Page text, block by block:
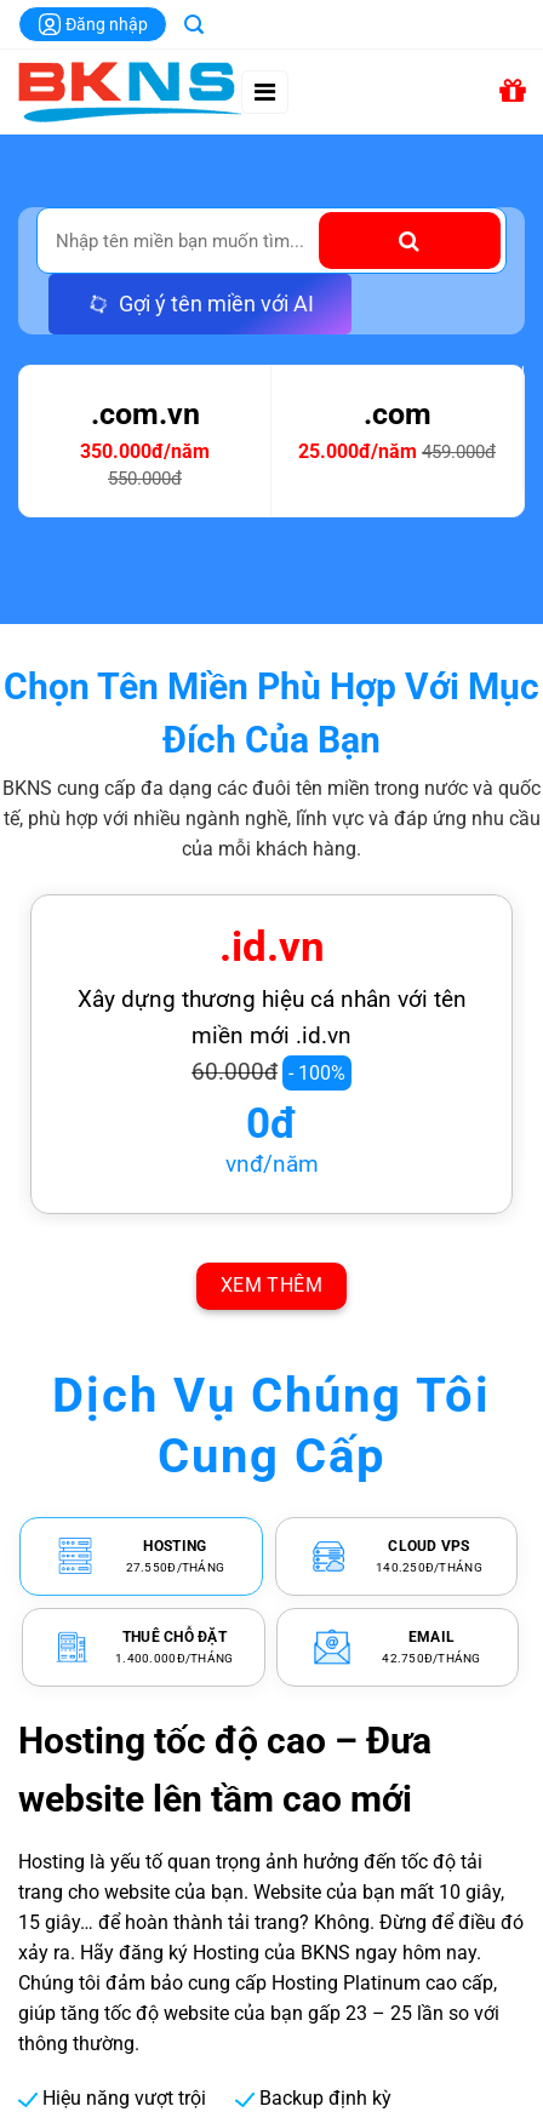
Chuyển
đến
dung
Đăng nhập
Gợi ý tên miền với AI
.com.vn
350.000đ/năm
550.000đ
.com
25.000đ/năm 459.000đ
Chọn Tên Miền Phù Hợp Với Mục
Đích Của Bạn
BKNS cung cấp đa dạng các đuôi tên miền trong nước và quốc
tế, phù hợp với nhiều ngành nghề, lĩnh vực và đáp ứng nhu cầu
của mỗi khách hàng.
.id.vn
Xây dựng thương hiệu cá nhân với tên
miền mới .id.vn
60.000đ - 100%
0đ
vnđ/năm
XEM THÊM
Dịch Vụ Chúng Tôi
Cung Cấp
HOSTING
27.550Đ/THÁNG
CLOUD VPS
140.250Đ/THÁNG
THUÊ CHỖ ĐẶT
1.400.000Đ/THÁNG
EMAIL
42.750Đ/THÁNG
Hosting tốc độ cao – Đưa
website lên tầm cao mới
Hosting là yếu tố quan trọng ảnh hưởng đến tốc độ tải
trang cho website của bạn. Website của bạn mất 10 giây,
15 giây… để hoàn thành tải trang? Không. Đừng để điều đó
xảy ra. Hãy đăng ký Hosting của BKNS ngay hôm nay.
Chúng tôi đảm bảo cung cấp Hosting Platinum cao cấp,
giúp tăng tốc độ website của bạn gấp 23 – 25 lần so với
thông thường.
Hiệu năng vượt trội Backup định kỳ